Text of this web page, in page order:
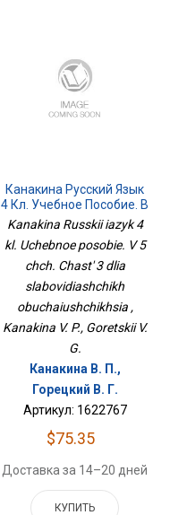
Канакина Русский Язык
4 Кл. Учебное Пособие. В
5 Чч. Часть 3 Для
Обучающихся
Kanakina Russkii iazyk 4
kl. Uchebnoe posobie. V 5
chch. Chast' 3 dlia
slabovidiashchikh
obuchaiushchikhsia ,
Kanakina V. P., Goretskii V.
G.
Канакина В. П.,
Горецкий В. Г.
Артикул: 1622767
$75.35
Доставка за 14–20 дней
КУПИТЬ